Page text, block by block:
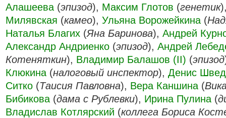
Алашеева (эпизод), Максим Глотов (генетик
Милявская (камео), Ульяна Ворожейкина (
Наталья Благих (Яна Баринова), Андрей
Александр Андриенко (эпизод), Андрей
Котеняткин), Владимир Балашов (II) (эпизод
Клюкина (налоговый инспектор), Денис
Ситко (Таисия Павловна), Вера Каншина (
Бибикова (дама с Рублевки), Ирина Пулина (
Владислав Котлярский (коллега Бориса